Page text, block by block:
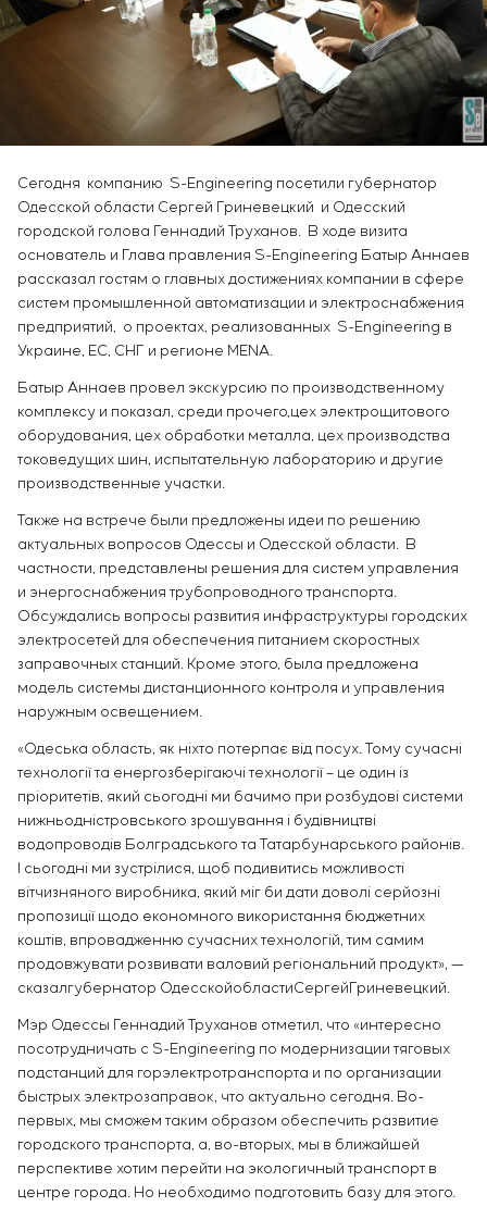
заказчика
Сервисное обслуживание
Управление проектами
Консалтинговые услуги
Индивидуальная разработка и испытания
щитового оборудования
Разработка математических моделей объектов
управления
Разработка специальных алгоритмов
Разработка систем управления
Энергоаудит
Инфраструктура
Химическая промышленность
Цементная промышленность
Вакансии
КОНТАКТЫ
Сегодня компанию S-Engineering посетили губернатор
Одесской области Сергей Гриневецкий и Одесский
городской голова Геннадий Труханов. В ходе визита
основатель и Глава правления S-Engineering Батыр Аннаев
рассказал гостям о главных достижениях компании в сфере
систем промышленной автоматизации и электроснабжения
предприятий, о проектах, реализованных S-Engineering в
Украине, ЕС, СНГ и регионе MENA.
Батыр Аннаев провел экскурсию по производственному
комплексу и показал, среди прочего,цех электрощитового
оборудования, цех обработки металла, цех производства
токоведущих шин, испытательную лабораторию и другие
производственные участки.
Также на встрече были предложены идеи по решению
актуальных вопросов Одессы и Одесской области. В
частности, представлены решения для систем управления
и энергоснабжения трубопроводного транспорта.
Обсуждались вопросы развития инфраструктуры городских
электросетей для обеспечения питанием скоростных
заправочных станций. Кроме этого, была предложена
модель системы дистанционного контроля и управления
наружным освещением.
«Одеська область, як ніхто потерпає від посух. Тому сучасні
технології та енергозберігаючі технології – це один із
пріоритетів, який сьогодні ми бачимо при розбудові системи
нижньодністровського зрошування і будівництві
водопроводів Болградського та Татарбунарського районів.
І сьогодні ми зустрілися, щоб подивитись можливості
вітчизняного виробника, який міг би дати доволі серйозні
пропозиції щодо економного використання бюджетних
коштів, впровадженню сучасних технологій, тим самим
продовжувати розвивати валовий регіональний продукт», —
сказалгубернатор ОдесскойобластиСергейГриневецкий.
Мэр Одессы Геннадий Труханов отметил, что «интересно
посотрудничать с S-Engineering по модернизации тяговых
подстанций для горэлектротранспорта и по организации
быстрых электрозаправок, что актуально сегодня. Во-
первых, мы сможем таким образом обеспечить развитие
городского транспорта, а, во-вторых, мы в ближайшей
перспективе хотим перейти на экологичный транспорт в
центре города. Но необходимо подготовить базу для этого.